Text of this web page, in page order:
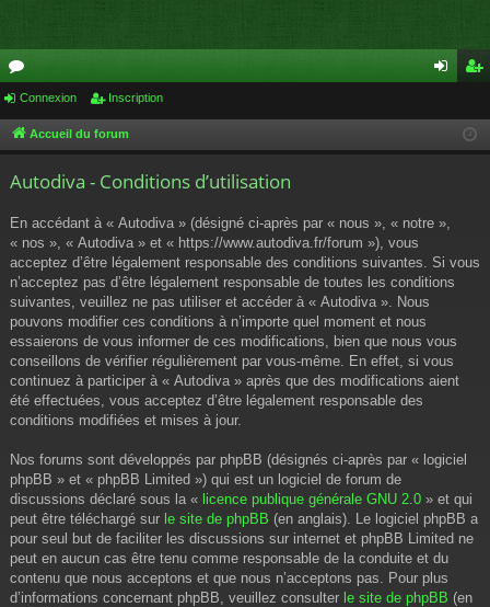
or
u cri
Connexion Inscription
Accueil du forum
Autodiva - Conditions d’utilisation
En accédant à « Autodiva » (désigné ci-après par « nous », « notre »,
« nos », « Autodiva » et « https://www.autodiva.fr/forum »), vous
acceptez d’être légalement responsable des conditions suivantes. Si vous
n’acceptez pas d’être légalement responsable de toutes les conditions
suivantes, veuillez ne pas utiliser et accéder à « Autodiva ». Nous
pouvons modifier ces conditions à n’importe quel moment et nous
essaierons de vous informer de ces modifications, bien que nous vous
conseillons de vérifier régulièrement par vous-même. En effet, si vous
continuez à participer à « Autodiva » après que des modifications aient
été effectuées, vous acceptez d’être légalement responsable des
conditions modifiées et mises à jour.
Nos forums sont développés par phpBB (désignés ci-après par « logiciel
phpBB » et « phpBB Limited ») qui est un logiciel de forum de
discussions déclaré sous la « licence publique générale GNU 2.0 » et qui
peut être téléchargé sur le site de phpBB (en anglais). Le logiciel phpBB a
pour seul but de faciliter les discussions sur internet et phpBB Limited ne
peut en aucun cas être tenu comme responsable de la conduite et du
contenu que nous acceptons et que nous n’acceptons pas. Pour plus
d’informations concernant phpBB, veuillez consulter le site de phpBB (en